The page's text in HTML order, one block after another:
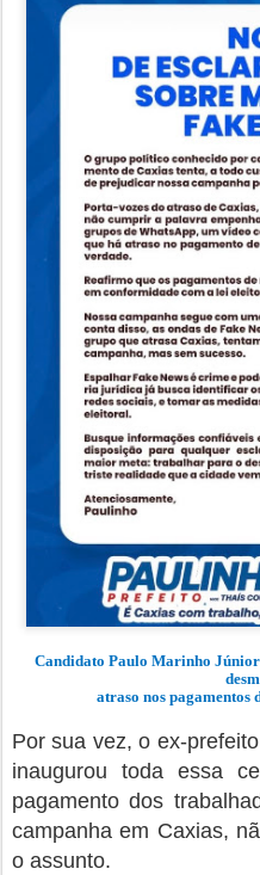
Candidato Paulo Marinho Júnior
atraso nos pagamentos
Por sua vez, o ex-
inaugurou toda essa
pagamento dos
campanha em Caxias,
o assunto.